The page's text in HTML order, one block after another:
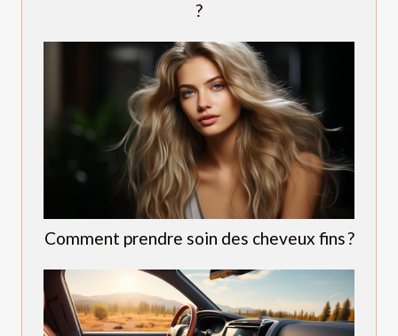
?
Comment prendre soin des cheveux fins ?